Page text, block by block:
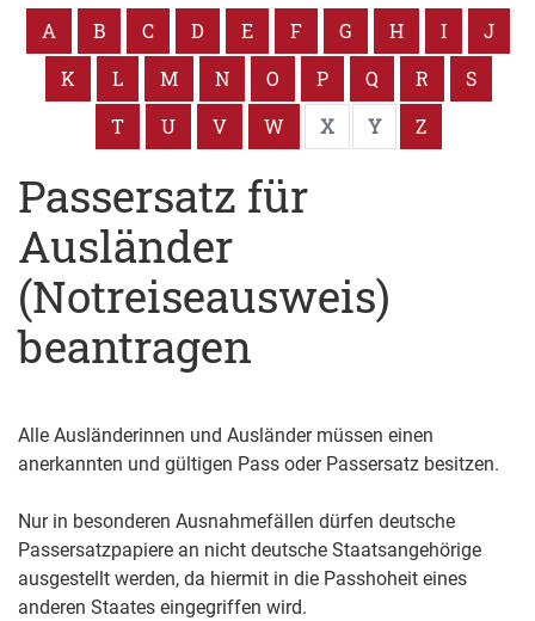
A B C D E F G H I
J
K
L M N O P Q R
S
T
U V W X Y Z
Passersatz für
Ausländer
(Notreiseausweis)
beantragen
Alle Ausländerinnen und Ausländer müssen einen
anerkannten und gültigen Pass oder Passersatz besitzen.
Nur in besonderen Ausnahmefällen dürfen deutsche
Passersatzpapiere an nicht deutsche Staatsangehörige
ausgestellt werden, da hiermit in die Passhoheit eines
anderen Staates eingegriffen wird.